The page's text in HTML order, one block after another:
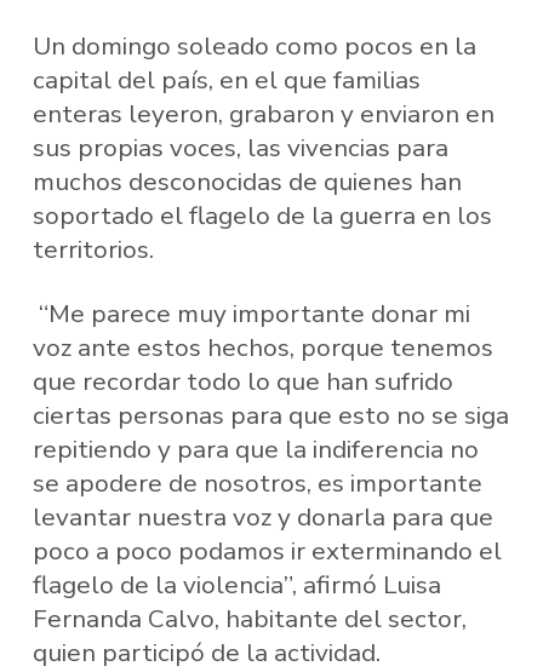
Un domingo soleado como pocos en la
capital del país, en el que familias
enteras leyeron, grabaron y enviaron en
sus propias voces, las vivencias para
muchos desconocidas de quienes han
soportado el flagelo de la guerra en los
territorios.
“Me parece muy importante donar mi
voz ante estos hechos, porque tenemos
que recordar todo lo que han sufrido
ciertas personas para que esto no se siga
repitiendo y para que la indiferencia no
se apodere de nosotros, es importante
levantar nuestra voz y donarla para que
poco a poco podamos ir exterminando el
flagelo de la violencia”, afirmó Luisa
Fernanda Calvo, habitante del sector,
quien participó de la actividad.